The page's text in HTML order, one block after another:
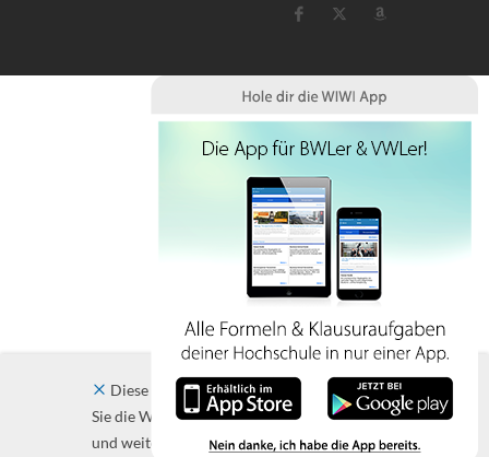
Diese Website verwendet Cookies. Indem
Sie die Website und ihre Angebote nutzen
und weiter navigieren, akzeptieren Sie diese